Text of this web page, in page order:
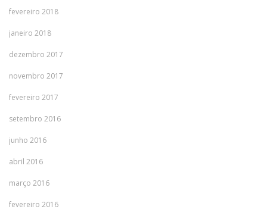
fevereiro 2018
janeiro 2018
dezembro 2017
novembro 2017
fevereiro 2017
setembro 2016
junho 2016
abril 2016
março 2016
fevereiro 2016